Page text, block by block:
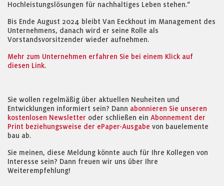
Hochleistungslösungen für nachhaltiges Leben stehen.“
Bis Ende August 2024 bleibt Van Eeckhout im Management des
Unternehmens, danach wird er seine Rolle als
Vorstandsvorsitzender wieder aufnehmen.
Mehr zum Unternehmen erfahren Sie bei einem Klick auf
diesen Link.
Sie wollen regelmäßig über aktuellen Neuheiten und
Entwicklungen informiert sein? Dann abonnieren Sie unseren
kostenlosen Newsletter oder schließen ein Abonnement der
Print beziehungsweise der ePaper-Ausgabe von bauelemente
bau ab.
Sie meinen, diese Meldung könnte auch für Ihre Kollegen von
Interesse sein? Dann freuen wir uns über Ihre
Weiterempfehlung!